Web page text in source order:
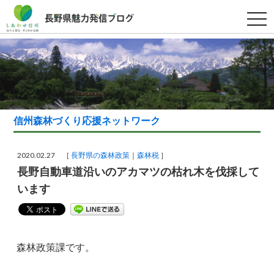
t
o
g
g
l
e
n
a
v
g
i
信州森林づくり応援ネットワーク
2020.02.27 ［長野県の森林政策 森林税 ］
長野自動車道沿いのアカマツの枯れ木を伐採して
います
森林政策課です。